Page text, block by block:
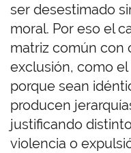
ser desestimado
moral. Por eso el
matriz común con
exclusión, como
porque sean
producen
justificando
violencia o